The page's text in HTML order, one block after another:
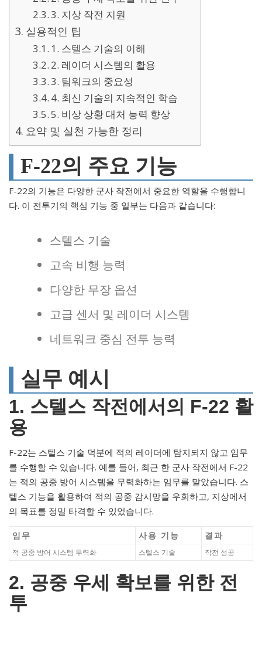
3. 지상 작전 지원
실용적인 팁
1. 스텔스 기술의 이해
2. 레이더 시스템의 활용
3. 팀워크의 중요성
4. 최신 기술의 지속적인 학습
5. 비상 상황 대처 능력 향상
요약 및 실천 가능한 정리
F-22의 주요 기능
F-22의 기능은 다양한 군사 작전에서 중요한 역할을 수행합니
다. 이 전투기의 핵심 기능 중 일부는 다음과 같습니다:
스텔스 기술
고속 비행 능력
다양한 무장 옵션
고급 센서 및 레이더 시스템
네트워크 중심 전투 능력
실무 예시
1. 스텔스 작전에서의 F-22 활
용
F-22는 스텔스 기술 덕분에 적의 레이더에 탐지되지 않고 임무
를 수행할 수 있습니다. 예를 들어, 최근 한 군사 작전에서 F-22
는 적의 공중 방어 시스템을 무력화하는 임무를 맡았습니다. 스
텔스 기능을 활용하여 적의 공중 감시망을 우회하고, 지상에서
의 목표를 정밀 타격할 수 있었습니다.
임무 사용 기능 결과
적 공중 방어 시스템 무력화 스텔스 기술 작전 성공
2. 공중 우세 확보를 위한 전
투